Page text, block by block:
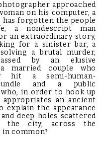
approached
on his computer, a
has forgotten the people
a nondescript man
an extraordinary story,
for a sinister bar, a
a brutal murder,
by an elusive
married couple who
hit a semi-human-
and a public
in order to hook up
an ancient
explain the appearance
deep holes scattered
the city, across the
in common?